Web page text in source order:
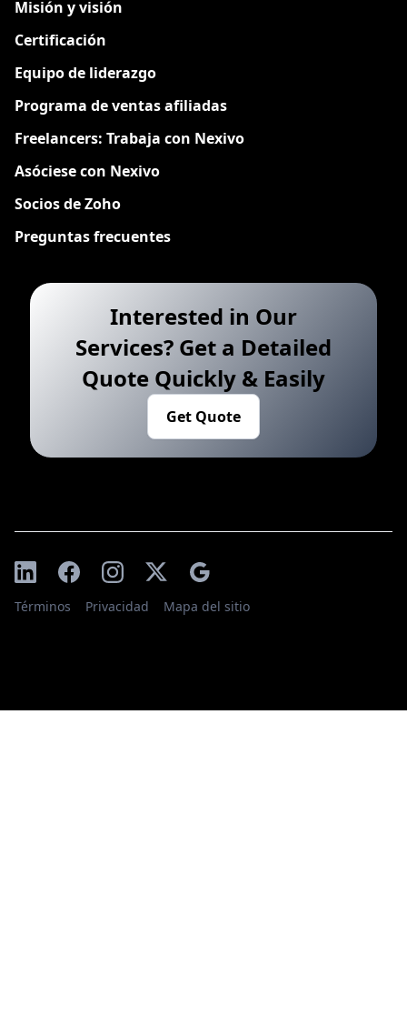
Misión y visión
Certificación
Equipo de liderazgo
Programa de ventas afiliadas
Freelancers: Trabaja con Nexivo
Asóciese con Nexivo
Socios de Zoho
Preguntas frecuentes
Interested in Our
Services? Get a Detailed
Quote Quickly & Easily
Get Quote
Términos Privacidad Mapa del sitio